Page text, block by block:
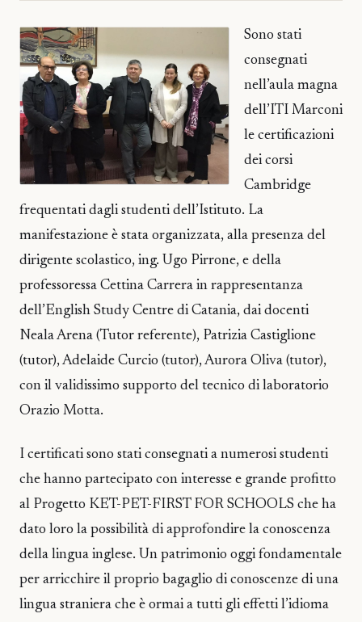
Sono stati
consegnati
nell’aula magna
dell’ITI Marconi
le certificazioni
dei corsi
Cambridge
frequentati dagli studenti dell’Istituto. La
manifestazione è stata organizzata, alla presenza del
dirigente scolastico, ing. Ugo Pirrone, e della
professoressa Cettina Carrera in rappresentanza
dell’English Study Centre di Catania, dai docenti
Neala Arena (Tutor referente), Patrizia Castiglione
(tutor), Adelaide Curcio (tutor), Aurora Oliva (tutor),
con il validissimo supporto del tecnico di laboratorio
Orazio Motta.
I certificati sono stati consegnati a numerosi studenti
che hanno partecipato con interesse e grande profitto
al Progetto KET-PET-FIRST FOR SCHOOLS che ha
dato loro la possibilità di approfondire la conoscenza
della lingua inglese. Un patrimonio oggi fondamentale
per arricchire il proprio bagaglio di conoscenze di una
lingua straniera che è ormai a tutti gli effetti l’idioma